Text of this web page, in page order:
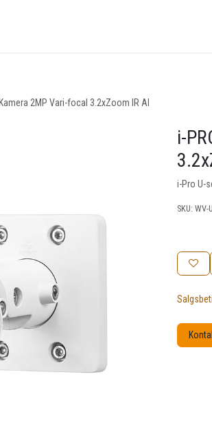
2MP Vari-focal 3.2xZoom IR AI
i-
i-Pro U-
SKU: WV-